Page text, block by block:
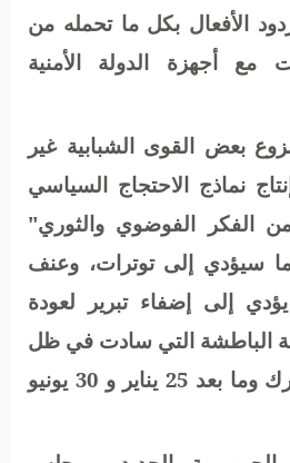
الأفعال بكل ما تحمله من
مع أجهزة الدولة الأمنية
بعض القوى الشبابية غير
نماذج الاحتجاج السياسي
الفكر الفوضوي والثوري"
ما سيؤدي إلى توترات، وعنف
إلى إضفاء تبرير لعودة
الباطشة التي سادت في ظل
حكمي السادات ومبارك وما بعد 25 يناير و 30 يونيو